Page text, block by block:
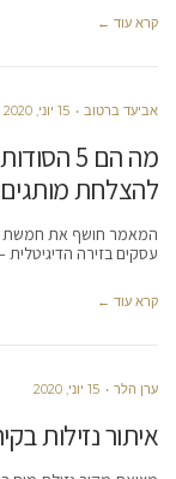
קרא עוד ←
אביעד ברטוב 15 יוני, 2020
מה הם 5
להצלחת
המאמר חושף את חמשת
עסקים בזירה
קרא עוד ←
ערן הלר 15 יוני, 2020
איתור נזילות